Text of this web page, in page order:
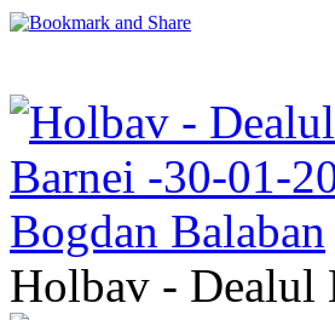
Holbav - Dealul